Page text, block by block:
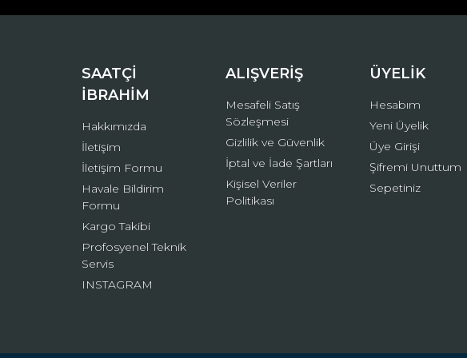
Bu ürüne benzer farklı alternatifler olmalı.
SAATÇİ
İBRAHİM
Hakkımızda
İletişim
İletişim Formu
Havale Bildirim
Formu
Kargo Takibi
Profosyenel Teknik
Servis
INSTAGRAM
ALIŞVERİŞ
Mesafeli Satış
Sözleşmesi
Gizlilik ve Güvenlik
İptal ve İade Şartları
Kişisel Veriler
Politikası
ÜYELİK
Hesabım
Yeni Üyelik
Üye Girişi
Şifremi Unuttum
Sepetiniz